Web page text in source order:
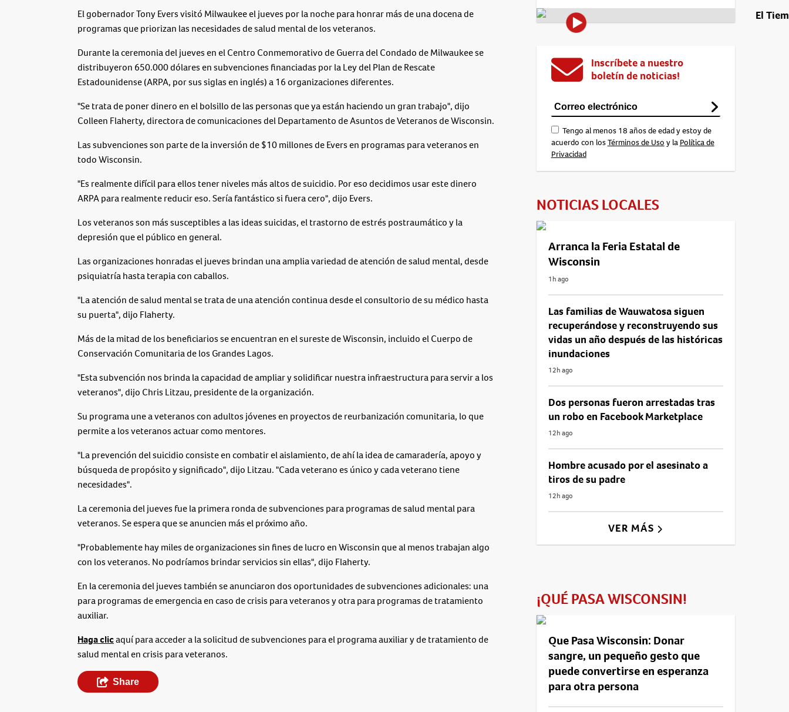
El gobernador Tony Evers visitó Milwaukee el jueves por la noche para honrar más de una docena de
programas que priorizan las necesidades de salud mental de los veteranos.
Durante la ceremonia del jueves en el Centro Conmemorativo de Guerra del Condado de Milwaukee se
distribuyeron 650.000 dólares en subvenciones financiadas por la Ley del Plan de Rescate
Estadounidense (ARPA, por sus siglas en inglés) a 16 organizaciones diferentes.
"Se trata de poner dinero en el bolsillo de las personas que ya están haciendo un gran trabajo", dijo
Colleen Flaherty, directora de comunicaciones del Departamento de Asuntos de Veteranos de Wisconsin.
Las subvenciones son parte de la inversión de $10 millones de Evers en programas para veteranos en
todo Wisconsin.
"Es realmente difícil para ellos tener niveles más altos de suicidio. Por eso decidimos usar este dinero
ARPA para realmente reducir eso. Sería fantástico si fuera cero", dijo Evers.
Los veteranos son más susceptibles a las ideas suicidas, el trastorno de estrés postraumático y la
depresión que el público en general.
Las organizaciones honradas el jueves brindan una amplia variedad de atención de salud mental, desde
psiquiatría hasta terapia con caballos.
"La atención de salud mental se trata de una atención continua desde el consultorio de su médico hasta
su puerta", dijo Flaherty.
Más de la mitad de los beneficiarios se encuentran en el sureste de Wisconsin, incluido el Cuerpo de
Conservación Comunitaria de los Grandes Lagos.
"Esta subvención nos brinda la capacidad de ampliar y solidificar nuestra infraestructura para servir a los
veteranos", dijo Chris Litzau, presidente de la organización.
Su programa une a veteranos con adultos jóvenes en proyectos de reurbanización comunitaria, lo que
permite a los veteranos actuar como mentores.
"La prevención del suicidio consiste en combatir el aislamiento, de ahí la idea de camaradería, apoyo y
búsqueda de propósito y significado", dijo Litzau. "Cada veterano es único y cada veterano tiene
necesidades".
La ceremonia del jueves fue la primera ronda de subvenciones para programas de salud mental para
veteranos. Se espera que se anuncien más el próximo año.
"Probablemente hay miles de organizaciones sin fines de lucro en Wisconsin que al menos trabajan algo
con los veteranos. No podríamos brindar servicios sin ellas", dijo Flaherty.
En la ceremonia del jueves también se anunciaron dos oportunidades de subvenciones adicionales: una
para programas de emergencia en caso de crisis para veteranos y otra para programas de tratamiento
auxiliar.
Haga clicaquí para acceder a la solicitud de subvenciones para el programa auxiliar y de tratamiento de
salud mental en crisis para veteranos.
Share
El
Inscríbete a nuestro
boletín de noticias!
Tengo al menos 18 años de edad y estoy de
acuerdo con losTérminos de Uso y la Política de
Privacidad
NOTICIAS LOCALES
Arranca la Feria Estatal de
Wisconsin
1h ago
Las familias de Wauwatosa siguen
recuperándose y reconstruyendo sus
vidas un año después de las históricas
inundaciones
12h ago
Dos personas fueron arrestadas tras
un robo en Facebook Marketplace
12h ago
Hombre acusado por el asesinato a
tiros de su padre
12h ago
VER MÁS
¡QUÉ PASA WISCONSIN!
Que Pasa Wisconsin: Donar
sangre, un pequeño gesto que
puede convertirse en esperanza
para otra persona